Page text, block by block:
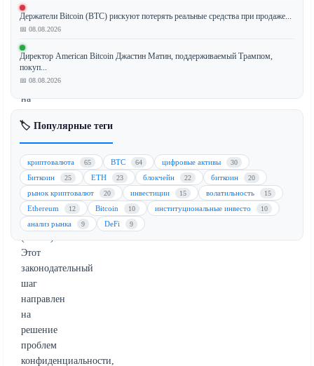
который
включает
положение:
четырехлетний
запрет
на
Федеральной
резервной
системой
цифровой
валюты
центрального
банка
Этот
законодательный
шаг
направлен
на
решение
проблем
конфиденциальности,
Держатели Bitcoin (BTC) рискуют потерять реальные средства при продаже...
📅 08.08.2026
Директор American Bitcoin Джастин Матин, поддерживаемый Трампом,
покуп...
📅 08.08.2026
🏷️ Популярные теги
криптовалюта 65 BTC 64 цифровые активы 30
Биткоин 25 ETH 23 блокчейн 22 биткоин 20
рынок криптовалют 20 инвестиции 15 волатильность 15
Ethereum 12 Bitcoin 10 институциональные инвесто 10
анализ рынка 9 DeFi 9